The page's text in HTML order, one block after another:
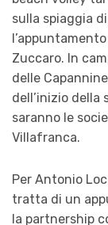
sulla spiaggia
Zuccaro. In
delle
dell’inizio della
saranno le
Villafranca.
Per Antonio
tratta di un
la partnership